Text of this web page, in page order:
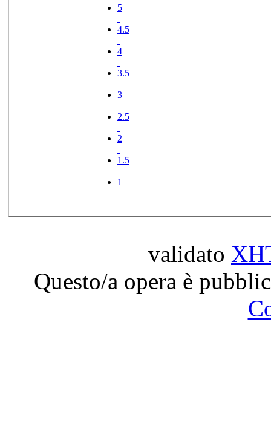
5
4.5
4
3.5
3
2.5
2
1.5
1
validato
Questo/a opera è